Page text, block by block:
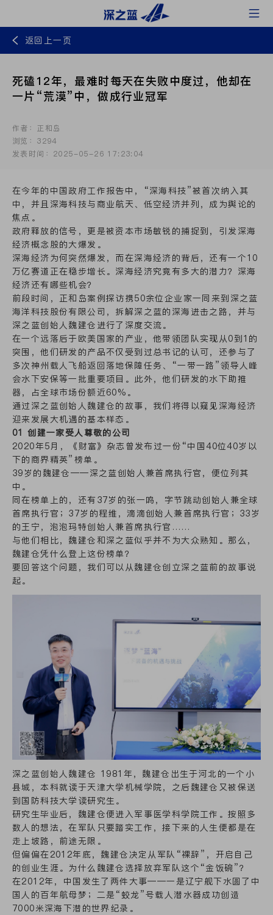
返回上一页
死磕12年，最难时每天在失败中度过，他却在
一片“荒漠”中，做成行业冠军
作者：正和岛
浏览：3294
发表时间：2025-05-26 17:23:04
在今年的中国政府工作报告中，“深海科技”被首次纳入其
中，并且深海科技与商业航天、低空经济并列，成为舆论的
焦点。
政府释放的信号，更是被资本市场敏锐的捕捉到，引发深海
经济概念股的大爆发。
深海经济为何突然爆发，而在深海经济的背后，还有一个10
万亿赛道正在稳步增长。深海经济究竟有多大的潜力？深海
经济还有哪些机会？
前段时间，正和岛案例探访携50余位企业家一同来到深之蓝
海洋科技股份有限公司，拆解深之蓝的深海进击之路，并与
深之蓝创始人魏建仓进行了深度交流。
在一个远落后于欧美国家的产业，他带领团队实现从0到1的
突围，他们研发的产品不仅受到过总书记的认可，还参与了
多次神州载人飞船返回落地保障任务、“一带一路”领导人峰
会水下安保等一批重要项目。此外，他们研发的水下助推
器，占全球市场份额近60%。
通过深之蓝创始人魏建仓的故事，我们将得以窥见深海经济
迎来发展大机遇的基本样态。
01 创建一家受人尊敬的公司
2020年5月，《财富》杂志曾发布过一份“中国40位40岁以
下的商界精英”榜单。
39岁的魏建仓——深之蓝创始人兼首席执行官，便位列其
中。
同在榜单上的，还有37岁的张一鸣，字节跳动创始人兼全球
首席执行官；37岁的程维，滴滴创始人兼首席执行官；33岁
的王宁，泡泡玛特创始人兼首席执行官……
与他们相比，魏建仓和深之蓝似乎并不为大众熟知。那么，
魏建仓凭什么登上这份榜单？
要回答这个问题，我们可以从魏建仓创立深之蓝前的故事说
起。
深之蓝创始人魏建仓 1981年，魏建仓出生于河北的一个小
县城，本科就读于天津大学机械学院，之后魏建仓又被保送
到国防科技大学读研究生。
研究生毕业后，魏建仓便进入军事医学科学院工作。按照多
数人的想法，在军队只要踏实工作，接下来的人生便都是在
走上坡路，前途无限。
但偏偏在2012年底，魏建仓决定从军队“裸辞”，开启自己
的创业生涯。为什么魏建仓选择放弃军队这个“金饭碗”？
在2012年，中国发生了两件大事——一是辽宁舰下水圆了中
国人的百年航母梦；二是“蛟龙”号载人潜水器成功创造
7000米深海下潜的世界纪录。